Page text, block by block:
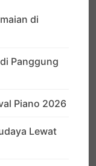
di
Panggung
Piano 2026
Lewat